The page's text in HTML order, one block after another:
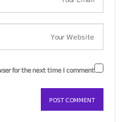
for the next time I comment.